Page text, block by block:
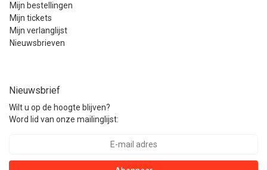
Mijn bestellingen
Mijn tickets
Mijn verlanglijst
Nieuwsbrieven
Nieuwsbrief
Wilt u op de hoogte blijven?
Word lid van onze mailinglijst: